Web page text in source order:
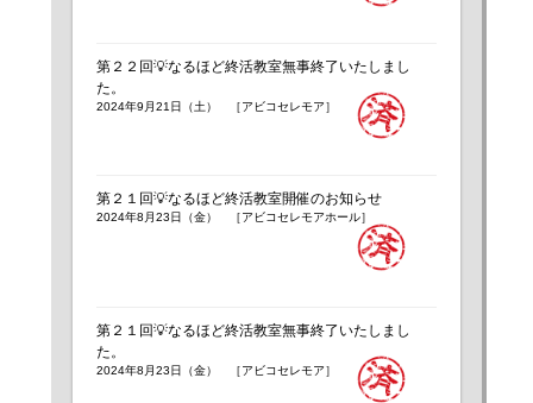
第２２回💡なるほど終活教室無事終了いたしまし
た。
2024年9月21日（土） ［アビコセレモア］
第２１回💡なるほど終活教室開催のお知らせ
2024年8月23日（金） ［アビコセレモアホール］
第２１回💡なるほど終活教室無事終了いたしまし
た。
2024年8月23日（金） ［アビコセレモア］